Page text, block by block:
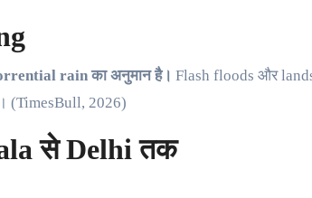
rain का अनुमान है। Flash floods और
(TimesBull, 2026)
से Delhi तक